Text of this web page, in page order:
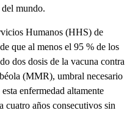
del mundo.
Humanos (HHS) de
de que al menos el 95 % de los
dos dosis de la vacuna contra
(MMR), umbral necesario
enfermedad altamente
cuatro años consecutivos sin